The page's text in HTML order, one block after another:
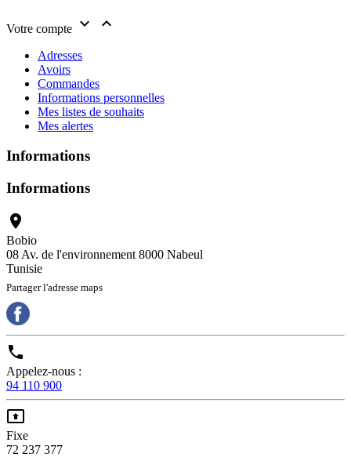
Votre compte  
Adresses
Avoirs
Commandes
Informations personnelles
Mes listes de souhaits
Mes alertes
Informations
Informations

Bobio
08 Av. de l'environnement 8000 Nabeul
Tunisie
Partager l'adresse maps

Appelez-nous :
94 110 900

Fixe
72 237 377